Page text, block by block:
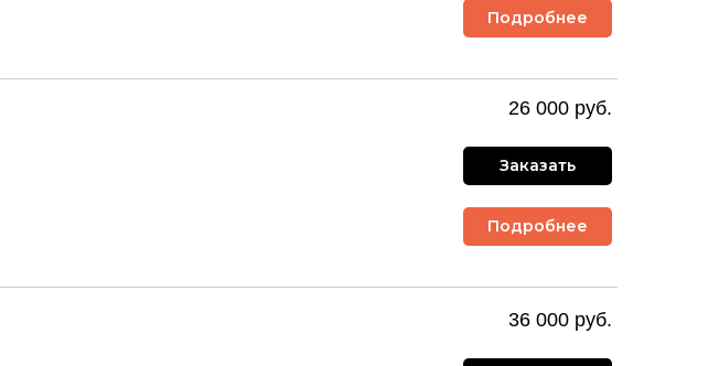
Подробнее
26 000 руб.
Заказать
Подробнее
36 000 руб.